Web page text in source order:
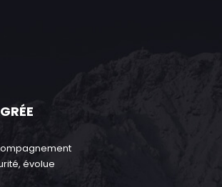
évolue